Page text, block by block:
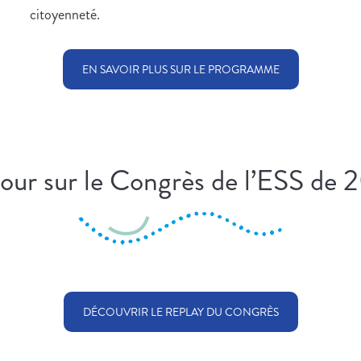
citoyenneté.
EN SAVOIR PLUS SUR LE PROGRAMME
sur le Congrès de l’ESS de
DÉCOUVRIR LE REPLAY DU CONGRÈS